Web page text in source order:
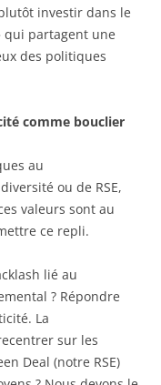
investir dans le
qui partagent une
des politiques
comme bouclier
au
ou de RSE,
valeurs sont au
ce repli.
lié au
? Répondre
La
sur les
Deal (notre RSE)